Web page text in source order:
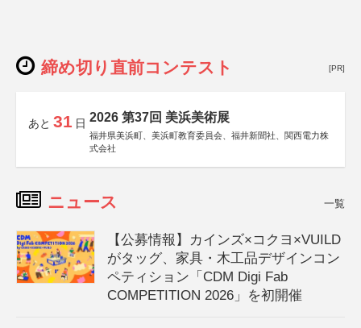
締め切り直前コンテスト [PR]
あと 31 日 2026 第37回 美浜美術展
福井県美浜町、美浜町教育委員会、福井新聞社、関西電力株
式会社
ニュース 一覧
【公募情報】カインズ×コクヨ×VUILD
がタッグ、家具・木工品デザインコン
ペティション「CDM Digi Fab
COMPETITION 2026」を初開催